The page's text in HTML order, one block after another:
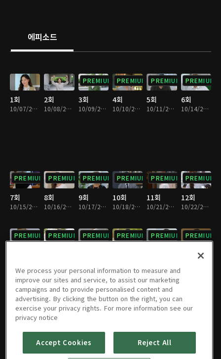
에피소드
1회
10/07/2024 • 28분
2회
10/08/2024 • 28분
PREMIUM
3회
10/09/2024 • 29분
PREMIUM
4회
10/10/2024 • 29분
PREMIUM
5회
10/11/2024 • 28분
PREMIUM
6회
10/14/2024 • 29분
PREMIUM
7회
10/15/2024 • 29분
PREMIUM
8회
10/16/2024 • 28분
PREMIUM
9회
10/17/2024 • 29분
PREMIUM
10회
10/18/2024 • 29분
PREMIUM
11회
10/21/2024 • 29분
PREMIUM
12회
10/22/2024 • 28분
PREMIUM PREMIUM PREMIUM PREMIUM PREMIUM PREMIUM
PREMIUM
19회
10/31/2024 • 29분
PREMIUM
20회
PREMIUM
21회
PREMIUM
22회
PREMIUM
23회 24회
PREMIUM PREMIUM
We process your personal information to measure and
improve our sites and service, to assist our marketing
campaigns and to provide personalised content and
advertising. By clicking the button on the right, you can
exercise your privacy rights. For more information see our
privacy notice
Accept Cookies Reject All